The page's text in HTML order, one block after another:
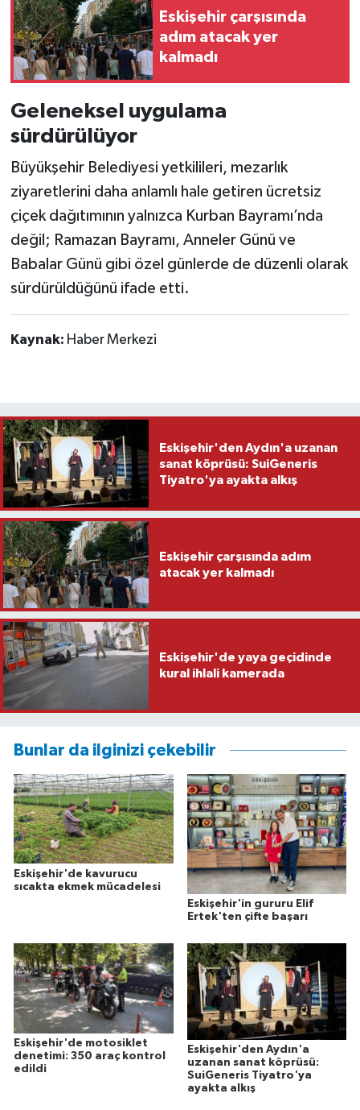
Eskişehir çarşısında
adım atacak yer
kalmadı
Geleneksel uygulama
sürdürülüyor
Büyükşehir Belediyesi yetkilileri, mezarlık
ziyaretlerini daha anlamlı hale getiren ücretsiz
çiçek dağıtımının yalnızca Kurban Bayramı’nda
değil; Ramazan Bayramı, Anneler Günü ve
Babalar Günü gibi özel günlerde de düzenli olarak
sürdürüldüğünü ifade etti.
Kaynak: Haber Merkezi
Eskişehir'den Aydın'a uzanan
sanat köprüsü: SuiGeneris
Tiyatro'ya ayakta alkış
Eskişehir çarşısında adım
atacak yer kalmadı
Eskişehir'de yaya geçidinde
kural ihlali kamerada
Bunlar da ilginizi çekebilir
Eskişehir'de kavurucu
sıcakta ekmek mücadelesi
Eskişehir'in gururu Elif
Ertek'ten çifte başarı
Eskişehir'de motosiklet
denetimi: 350 araç kontrol
edildi
Eskişehir'den Aydın'a
uzanan sanat köprüsü:
SuiGeneris Tiyatro'ya
ayakta alkış